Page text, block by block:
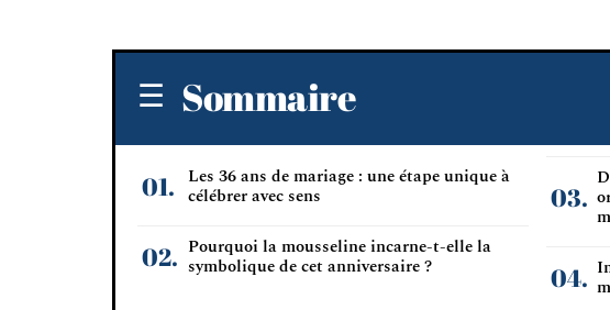
Sommaire
Les 36 ans de mariage : une étape unique à
célébrer avec sens
Pourquoi la mousseline incarne-t-elle la
symbolique de cet anniversaire ?